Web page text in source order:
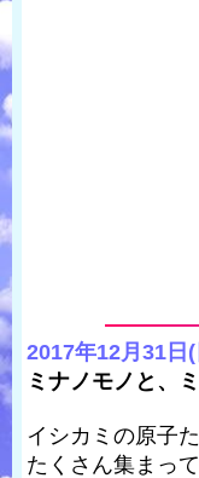
2017年12月31日(
ミナノモノと、
イシカミの原子
たくさん集まっ